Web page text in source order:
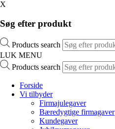
X
Søg efter produkt
Products search
LUK MENU
Products search
Forside
Vi tilbyder
Firmajulegaver
Bæredygtige firmagaver
Kundegaver